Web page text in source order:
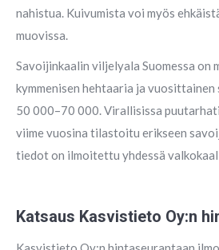
nahistua. Kuivumista voi myös
muovissa.
Savoijinkaalin viljelyala Suomessa on
kymmenisen hehtaaria ja
50 000–70 000. Virallisissa
viime vuosina tilastoitu erikseen
tiedot on ilmoitettu yhdessä
Katsaus Kasvistieto Oy:n